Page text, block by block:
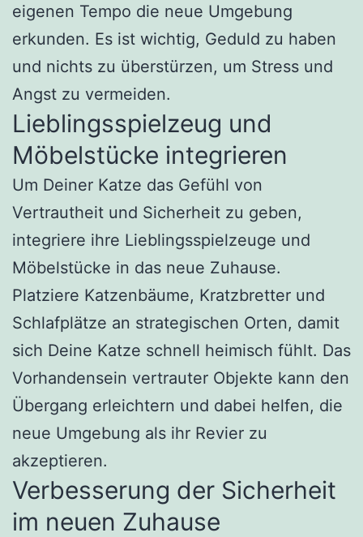
eigenen Tempo die neue Umgebung
erkunden. Es ist wichtig, Geduld zu haben
und nichts zu überstürzen, um Stress und
Angst zu vermeiden.
Lieblingsspielzeug und
Möbelstücke integrieren
Um Deiner Katze das Gefühl von
Vertrautheit und Sicherheit zu geben,
integriere ihre Lieblingsspielzeuge und
Möbelstücke in das neue Zuhause.
Platziere Katzenbäume, Kratzbretter und
Schlafplätze an strategischen Orten, damit
sich Deine Katze schnell heimisch fühlt. Das
Vorhandensein vertrauter Objekte kann den
Übergang erleichtern und dabei helfen, die
neue Umgebung als ihr Revier zu
akzeptieren.
Verbesserung der Sicherheit
im neuen Zuhause